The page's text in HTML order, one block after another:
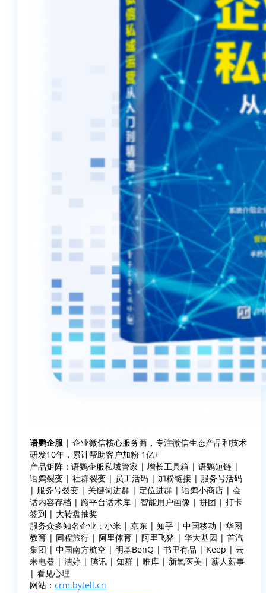
语鹦企服 | 企业微信核心服务商，专注微信生态产品和技术
研发10年，累计帮助客户加粉 1亿+
产品矩阵：语鹦企服私域管家 | 增长工具箱 | 语鹦短链 |
语鹦裂变 | 社群裂变 | 员工活码 | 加粉链接 | 服务号活码
| 服务号裂变 | 关键词进群 | 定位进群 | 语鹦小商店 | 会
话内容存档 | 跨平台话术库 | 智能用户画像 | 拼团 | 打卡
签到 | 大转盘抽奖
服务众多知名企业：小米 | 京东 | 知乎 | 中国移动 | 华图
教育 | 同程旅行 | 阿里体育 | 阿里飞猪 | 华大基因 | 首汽
集团 | 中国南方航空 | 明基BenQ | 书里有品 | Keep | 云
米电器 | 洁婷 | 腾讯 | 知群 | 唯库 | 新氧医美 | 薪人薪事
| 看见心理
网站： crm.bytell.cn